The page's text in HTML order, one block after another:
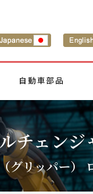
自動車部品
チェンジ
グリッパー）